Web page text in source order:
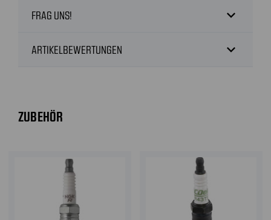
FRAG UNS! expand_more
ARTIKELBEWERTUNGEN expand_more
ZUBEHÖR